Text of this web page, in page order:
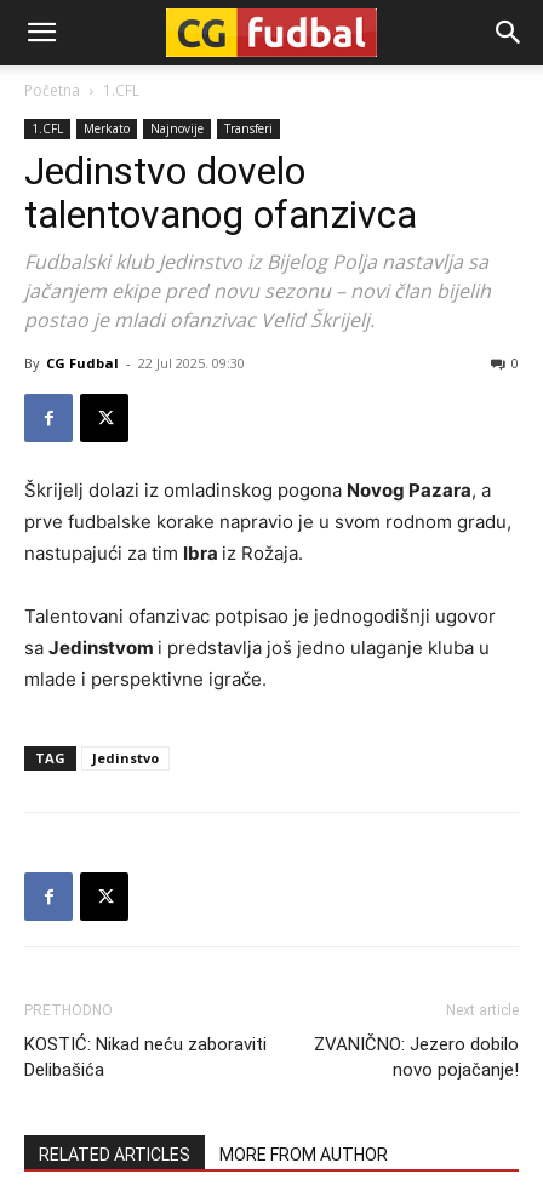
CG-
Fudbal
Početna 1.CFL
1.CFL Merkato Najnovije Transferi
Jedinstvo dovelo
talentovanog ofanzivca
Fudbalski klub Jedinstvo iz Bijelog Polja nastavlja sa
jačanjem ekipe pred novu sezonu – novi član bijelih
postao je mladi ofanzivac Velid Škrijelj.
By CG Fudbal - 22 Jul 2025. 09:30 0
Škrijelj dolazi iz omladinskog pogona Novog Pazara, a
prve fudbalske korake napravio je u svom rodnom gradu,
nastupajući za tim Ibra iz Rožaja.
Talentovani ofanzivac potpisao je jednogodišnji ugovor
sa Jedinstvom i predstavlja još jedno ulaganje kluba u
mlade i perspektivne igrače.
TAG Jedinstvo
PRETHODNO
KOSTIĆ: Nikad neću zaboraviti
Delibašića
Next article
ZVANIČNO: Jezero dobilo
novo pojačanje!
RELATED ARTICLES MORE FROM AUTHOR